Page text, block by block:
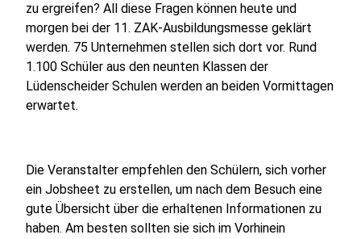
zu ergreifen? All diese Fragen können heute und
morgen bei der 11. ZAK-Ausbildungsmesse geklärt
werden. 75 Unternehmen stellen sich dort vor. Rund
1.100 Schüler aus den neunten Klassen der
Lüdenscheider Schulen werden an beiden Vormittagen
erwartet.
Die Veranstalter empfehlen den Schülern, sich vorher
ein Jobsheet zu erstellen, um nach dem Besuch eine
gute Übersicht über die erhaltenen Informationen zu
haben. Am besten sollten sie sich im Vorhinein